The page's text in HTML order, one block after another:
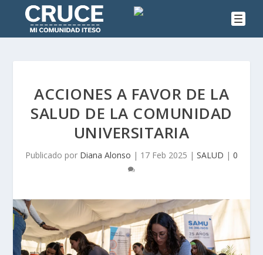
ACCIONES A FAVOR DE LA
SALUD DE LA COMUNIDAD
UNIVERSITARIA
Publicado por Diana Alonso | 17 Feb 2025 | SALUD | 0